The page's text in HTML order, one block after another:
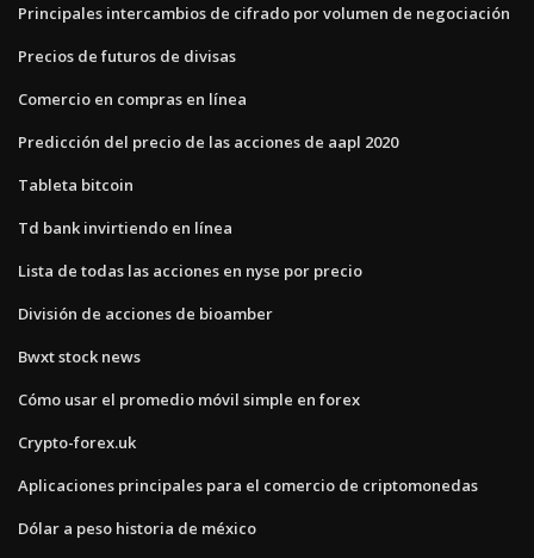
Principales intercambios de cifrado por volumen de negociación
Precios de futuros de divisas
Comercio en compras en línea
Predicción del precio de las acciones de aapl 2020
Tableta bitcoin
Td bank invirtiendo en línea
Lista de todas las acciones en nyse por precio
División de acciones de bioamber
Bwxt stock news
Cómo usar el promedio móvil simple en forex
Crypto-forex.uk
Aplicaciones principales para el comercio de criptomonedas
Dólar a peso historia de méxico